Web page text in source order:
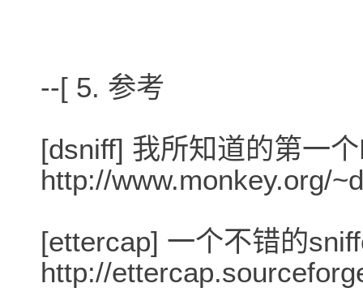
--[ 5. 参考
[dsniff] 我所知道的第一
http://www.monkey.org/
[ettercap] 一个不错的
http://